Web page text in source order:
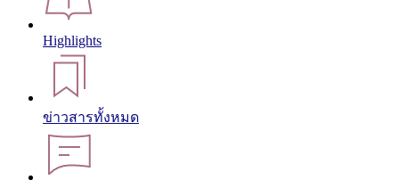
Highlights
ข่าวสารทั้งหมด